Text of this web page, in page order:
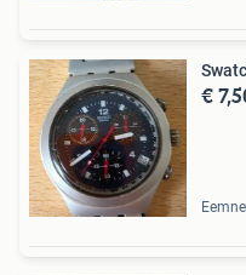
€